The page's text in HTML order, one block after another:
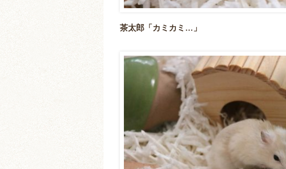
茶太郎「カミカミ…」